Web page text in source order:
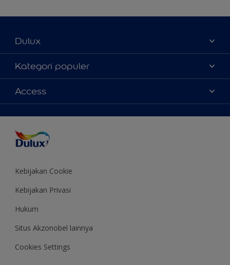
Dulux
Tentang Kami
Contact us
Temukan toko
Kategori populer
Warna
Produk
Inspirasi
Saran Mendekorasi
Colour of the Year
Access
Kebijakan Cookie
Kebijakan Privasi
Hukum
Situs Akzonobel lainnya
Cookies Settings